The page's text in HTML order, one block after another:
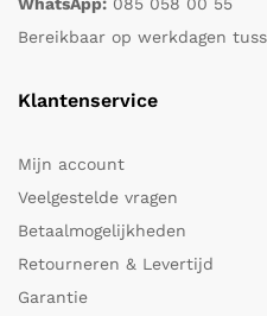
WhatsApp: 085 058 00 55
Bereikbaar op werkdagen
Klantenservice
Mijn account
Veelgestelde vragen
Betaalmogelijkheden
Retourneren & Levertijd
Garantie